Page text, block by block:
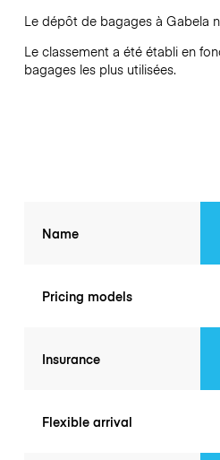
Le dépôt de bagages à Gabela
Le classement a été établi en
bagages les plus utilisées.
Name
Pricing models
Insurance
Flexible arrival